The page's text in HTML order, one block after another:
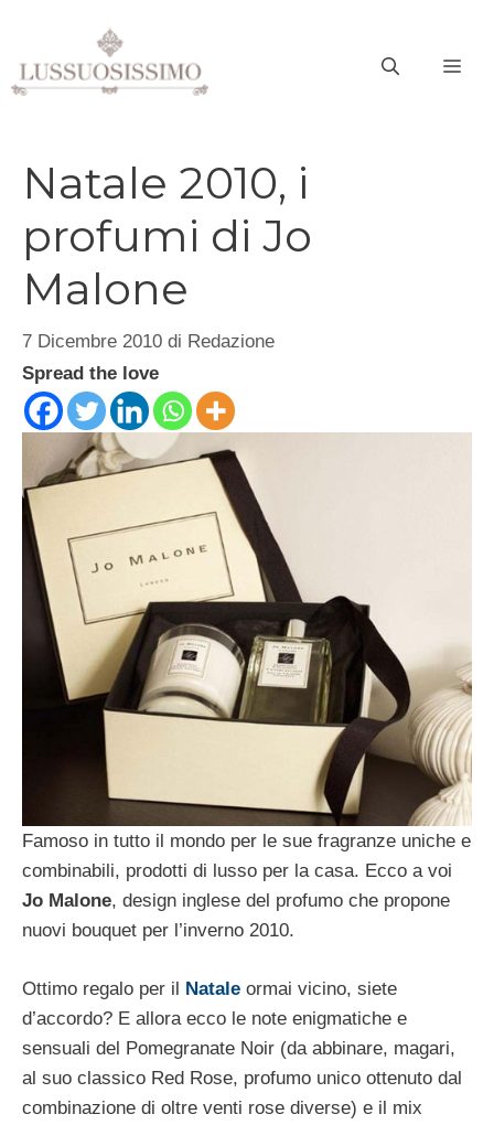
contenuto
Natale 2010, i
profumi di Jo
Malone
7 Dicembre 2010 di Redazione
Spread the love
Famoso in tutto il mondo per le sue fragranze uniche e
combinabili, prodotti di lusso per la casa. Ecco a voi
Jo Malone, design inglese del profumo che propone
nuovi bouquet per l’inverno 2010.
Ottimo regalo per il Natale ormai vicino, siete
d’accordo? E allora ecco le note enigmatiche e
sensuali del Pomegranate Noir (da abbinare, magari,
al suo classico Red Rose, profumo unico ottenuto dal
combinazione di oltre venti rose diverse) e il mix